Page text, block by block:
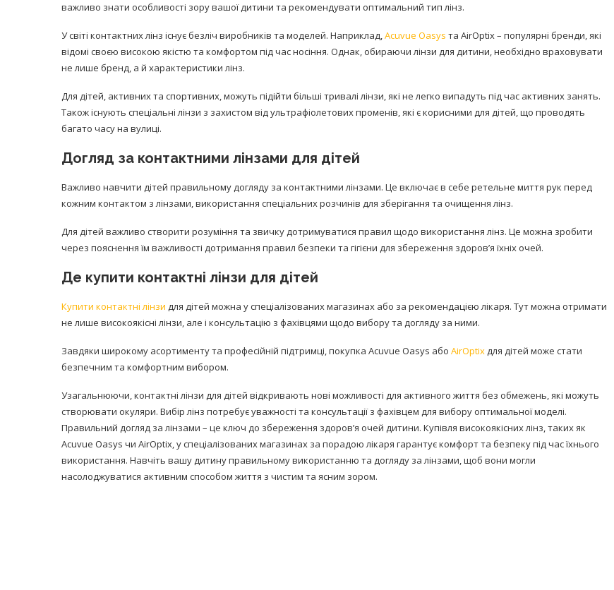
важливо знати особливості зору вашої дитини та рекомендувати оптимальний тип лінз.
У світі контактних лінз існує безліч виробників та моделей. Наприклад,Acuvue Oasys та AirOptix – популярні бренди, які
відомі своєю високою якістю та комфортом під час носіння. Однак, обираючи лінзи для дитини, необхідно враховувати
не лише бренд, а й характеристики лінз.
Для дітей, активних та спортивних, можуть підійти більші тривалі лінзи, які не легко випадуть під час активних занять.
Також існують спеціальні лінзи з захистом від ультрафіолетових променів, які є корисними для дітей, що проводять
багато часу на вулиці.
Догляд за контактними лінзами для дітей
Важливо навчити дітей правильному догляду за контактними лінзами. Це включає в себе ретельне миття рук перед
кожним контактом з лінзами, використання спеціальних розчинів для зберігання та очищення лінз.
Для дітей важливо створити розуміння та звичку дотримуватися правил щодо використання лінз. Це можна зробити
через пояснення їм важливості дотримання правил безпеки та гігієни для збереження здоров’я їхніх очей.
Де купити контактні лінзи для дітей
Купити контактні лінзи для дітей можна у спеціалізованих магазинах або за рекомендацією лікаря. Тут можна отримати
не лише високоякісні лінзи, але і консультацію з фахівцями щодо вибору та догляду за ними.
Завдяки широкому асортименту та професійній підтримці, покупка Acuvue Oasys або AirOptixдля дітей може стати
безпечним та комфортним вибором.
Узагальнюючи, контактні лінзи для дітей відкривають нові можливості для активного життя без обмежень, які можуть
створювати окуляри. Вибір лінз потребує уважності та консультації з фахівцем для вибору оптимальної моделі.
Правильний догляд за лінзами – це ключ до збереження здоров’я очей дитини. Купівля високоякісних лінз, таких як
Acuvue Oasys чи AirOptix, у спеціалізованих магазинах за порадою лікаря гарантує комфорт та безпеку під час їхнього
використання. Навчіть вашу дитину правильному використанню та догляду за лінзами, щоб вони могли
насолоджуватися активним способом життя з чистим та ясним зором.
принимать
никакого кипятка
Лікарі назвали симптоми
коронавірусу в дітей
Попробуйте рецепт
легендарного супа доктора